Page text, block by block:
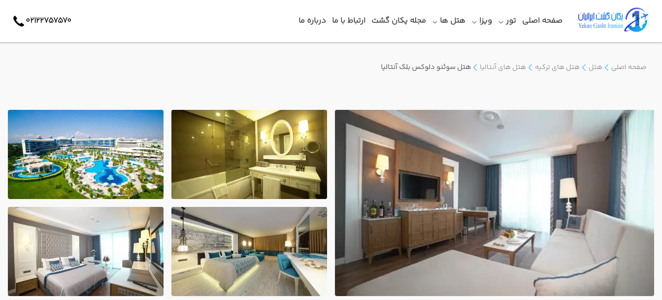
صفحه اصلی تور ویزا هتل ها مجله یکان گشت ارتباط با ما درباره ما 02122757570
صفحه اصلی هتل هتل های ترکیه هتل های آنتالیا هتل سوئنو دلوکس بلک آنتالیا